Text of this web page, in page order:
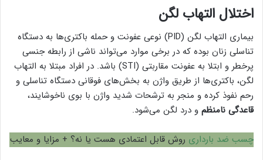
اختلال التهاب لگن
بیماری التهاب لگن (PID) نوعی عفونت و حمله باکتری‌ها به دستگاه
تناسلی زنان بوده که در برخی موارد می‌تواند ناشی از رابطه جنسی
پرخطر و ابتلا به عفونت مقاربتی (STI) باشد. در افراد مبتلا به التهاب
لگن، باکتری‌ها از طریق واژن به بخش‌های فوقانی دستگاه تناسلی و
رحم نفوذ کرده و منجر به ترشحات شدید واژن با بوی ناخوشایند،
قاعدگی نامنظم و درد لگن می‌شود.
چسب ضد بارداری روش قابل اعتمادی هست یا نه؟ + مزایا و معایب